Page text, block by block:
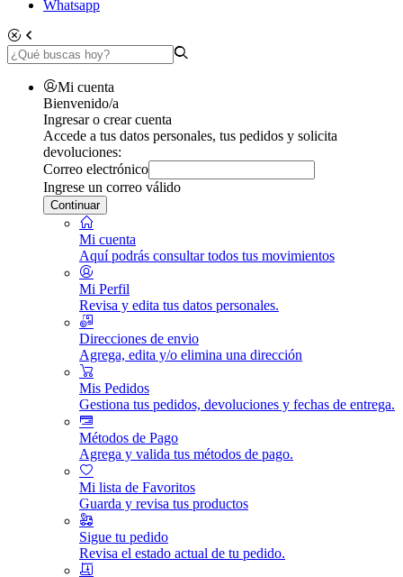
Whatsapp
Mi cuenta
Bienvenido/a
Ingresar o crear cuenta
Accede a tus datos personales, tus pedidos y solicita
devoluciones:
Correo electrónico
Ingrese un correo válido
Continuar
Mi cuenta
Aquí podrás consultar todos tus movimientos
Mi Perfil
Revisa y edita tus datos personales.
Direcciones de envio
Agrega, edita y/o elimina una dirección
Mis Pedidos
Gestiona tus pedidos, devoluciones y fechas de entrega.
Métodos de Pago
Agrega y valida tus métodos de pago.
Mi lista de Favoritos
Guarda y revisa tus productos
Sigue tu pedido
Revisa el estado actual de tu pedido.